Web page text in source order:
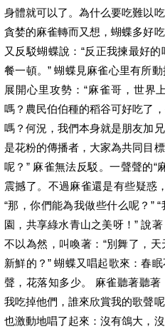
身體就可以了。為什么要吃難以
貪婪的麻雀轉而又想，蝴蝶多好
又反駁蝴蝶說：“反正我揀最好
餐一頓。” 蝴蝶見麻雀心里有所
展開心里攻勢：“麻雀哥，世界
嗎？農民伯伯種的稻谷可好吃了
嗎？何況，我們本身就是朋友加
是花粉的傳播者，大家為共同目
呢？” 麻雀無法反駁。一聲聲的“
震撼了。不過麻雀還是有些疑惑
“那，你們能為我做些什么呢？”
園，共享綠水青山之美呀！” 說
不以為然，叫喚著：“別舞了，
新鮮的？” 蝴蝶又唱起歌來：春
聲，花落知多少。 麻雀聽著聽
我吃掉他們，誰來欣賞我的歌聲
也激動地唱了起來：沒有鴿大，